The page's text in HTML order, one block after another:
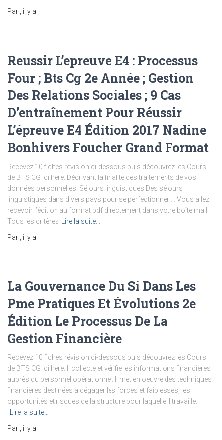
Par
, il y a
Reussir L’epreuve E4 : Processus
Four ; Bts Cg 2e Année ; Gestion
Des Relations Sociales ; 9 Cas
D’entraînement Pour Réussir
L’épreuve E4 Édition 2017 Nadine
Bonhivers Foucher Grand Format
Recevez 10 fiches révision ci-dessous puis découvrez les Cours
de BTS CG ici here. Décrivant la finalité des traitements de vos
données personnelles. Séjours linguistiques Des séjours
linguistiques dans divers pays pour se perfectionner … Vous allez
recevoir l’édition au format pdf directement dans votre boîte mail.
Tous les critères
Lire la suite…
Par
, il y a
La Gouvernance Du Si Dans Les
Pme Pratiques Et Évolutions 2e
Édition Le Processus De La
Gestion Financière
Recevez 10 fiches révision ci-dessous puis découvrez les Cours
de BTS CG ici here. Il collecte et vérifie les informations financières
auprès du personnel opérationnel. Il met en oeuvre des techniques
financières destinées à dégager les forces et faiblesses, les
opportunités et risques de la structure pour laquelle il travaille.
Lire la suite…
Par
, il y a